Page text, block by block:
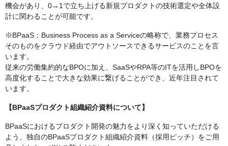
機会があり、0→1で立ち上げる新規プロダクトの技術選定や全体設
計に関わることが可能です。
※BPaaS：Business Process as a Serviceの略称で、業務プロセス
そのものをクラウド経由でアウトソースできるサービスのことを言
います。
従来の労働集約的なBPOに加え、SaaSやRPA等のITを活用しBPOを
高度化することで大きな効果に繋げることができ、近年注目されて
います。
【BPaaSプロダクト組織紹介資料について】
BPaaSにおけるプロダクト開発の魅力をより深く知っていただける
よう、独自のBPaaSプロダクト組織紹介資料（採用ピッチ）をご用